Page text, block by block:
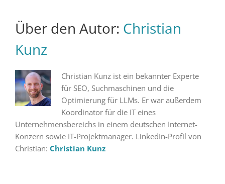
Über den Autor: Christian
Kunz
Christian Kunz ist ein bekannter Experte
für SEO, Suchmaschinen und die
Optimierung für LLMs. Er war außerdem
Koordinator für die IT eines
Unternehmensbereichs in einem deutschen Internet-
Konzern sowie IT-Projektmanager. LinkedIn-Profil von
Christian: Christian Kunz